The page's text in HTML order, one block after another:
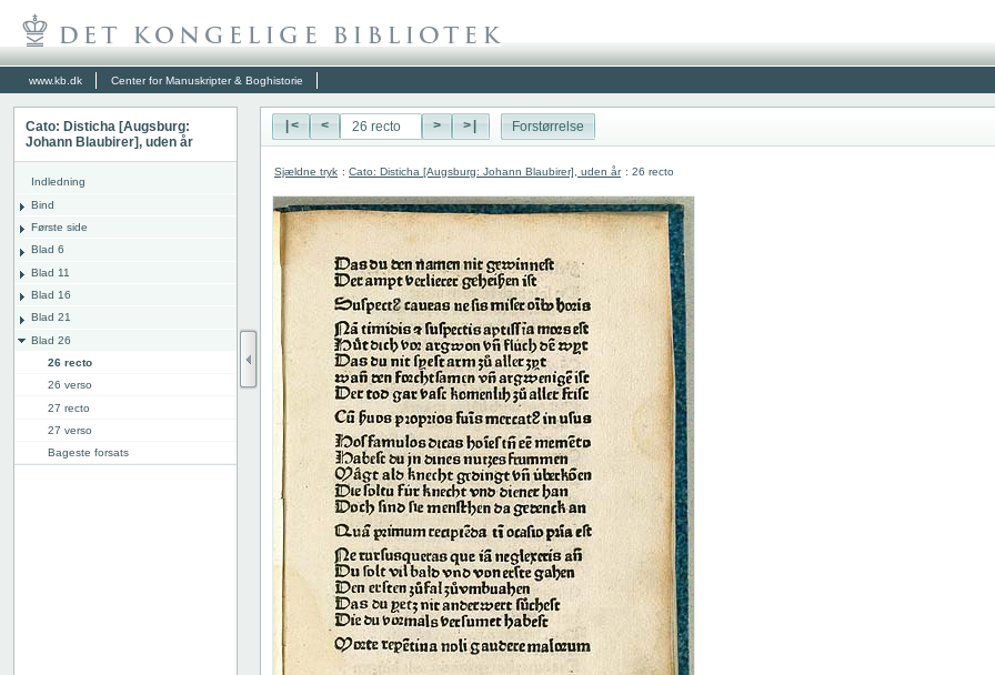
www.kb.dk Center for Manuskripter & Boghistorie
Cato: Disticha [Augsburg:
Johann Blaubirer], uden år
Indledning
Bind
Første side
Blad 6
Blad 11
Blad 16
Blad 21
Blad 26
26 recto
26 verso
27 recto
27 verso
Bageste forsats
|< < > >| Forstørrelse
Sjældne tryk : Cato: Disticha [Augsburg: Johann Blaubirer], uden år : 26 recto